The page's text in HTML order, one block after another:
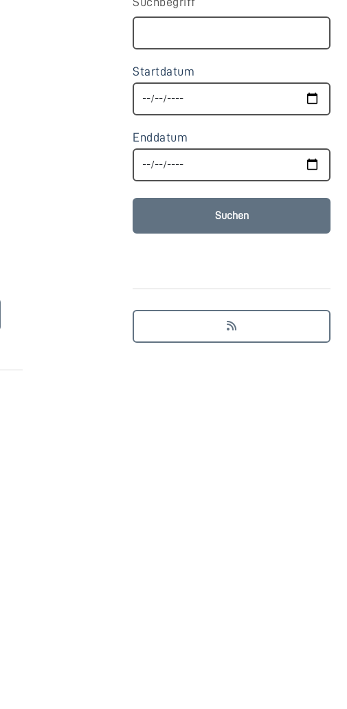
Startdatum
Enddatum